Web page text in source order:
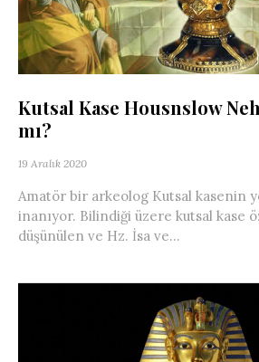
Kutsal Kase Housnslow
mı?
19 Aralık 2020
Amatör bir arkeolog Kutsal kasenin
inanıyor. Bilindiği üzere kutsal kase
düşünülen ve Hz. İsa ve...